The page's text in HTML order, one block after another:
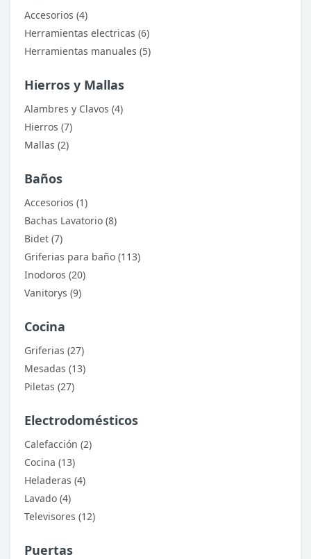
Accesorios (4)
Herramientas electricas (6)
Herramientas manuales (5)
Hierros y Mallas
Alambres y Clavos (4)
Hierros (7)
Mallas (2)
Baños
Accesorios (1)
Bachas Lavatorio (8)
Bidet (7)
Griferias para baño (113)
Inodoros (20)
Vanitorys (9)
Cocina
Griferias (27)
Mesadas (13)
Piletas (27)
Electrodomésticos
Calefacción (2)
Cocina (13)
Heladeras (4)
Lavado (4)
Televisores (12)
Puertas